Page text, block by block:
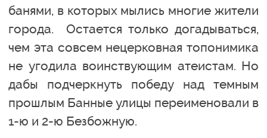
банями, в которых мылись многие жители
города. Остается только догадываться,
чем эта совсем нецерковная топонимика
не угодила воинствующим атеистам. Но
дабы подчеркнуть победу над темным
прошлым Банные улицы переименовали в
1-ю и 2-ю Безбожную.